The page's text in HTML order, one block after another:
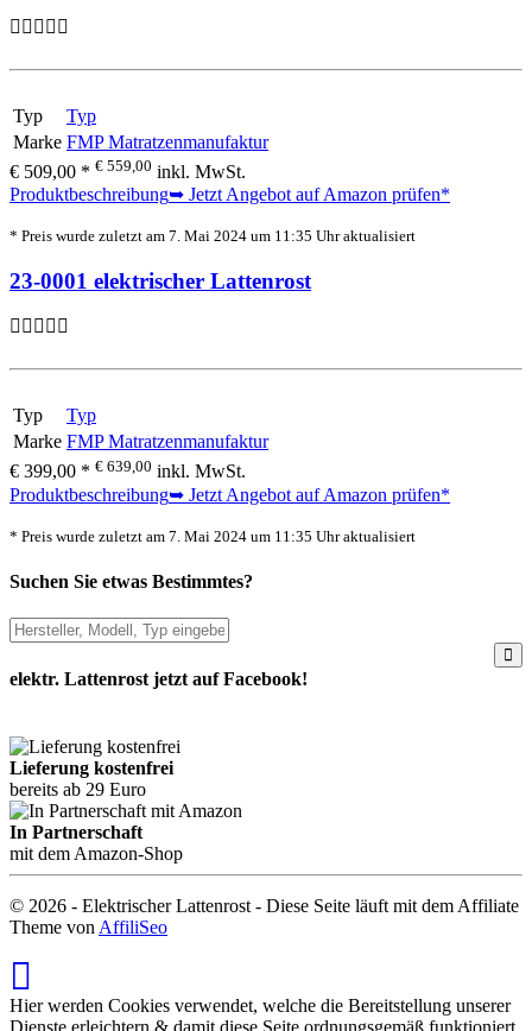
Typ
Typ
Marke FMP Matratzenmanufaktur
€ 509,00 * € 559,00 inkl. MwSt.
Produktbeschreibung➥ Jetzt Angebot auf Amazon prüfen*
* Preis wurde zuletzt am 7. Mai 2024 um 11:35 Uhr aktualisiert
23-0001 elektrischer Lattenrost
Typ
Typ
Marke FMP Matratzenmanufaktur
€ 399,00 * € 639,00 inkl. MwSt.
Produktbeschreibung➥ Jetzt Angebot auf Amazon prüfen*
* Preis wurde zuletzt am 7. Mai 2024 um 11:35 Uhr aktualisiert
Suchen Sie etwas Bestimmtes?
elektr. Lattenrost jetzt auf Facebook!
Lieferung kostenfrei
bereits ab 29 Euro
In Partnerschaft
mit dem Amazon-Shop
© 2026 - Elektrischer Lattenrost - Diese Seite läuft mit dem Affiliate
Theme von AffiliSeo
Hier werden Cookies verwendet, welche die Bereitstellung unserer
Dienste erleichtern & damit diese Seite ordnungsgemäß funktioniert.